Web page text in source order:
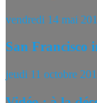
vendredi 14 mai
San Francisco
jeudi 11 octobre